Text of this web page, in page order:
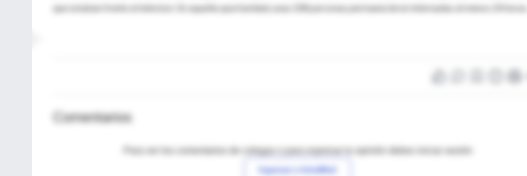
que estaban frente al televisor. En aquella oportunidad, unas 208 personas permanecieron internadas al menos 24
Comentarios
Para ver los comentarios de colegas o para expresar tu opinión debes iniciar sesión
Ingresar a IntraMed